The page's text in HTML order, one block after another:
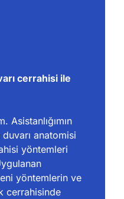
cerrahisi ile
Asistanlığımın
duvarı anatomisi
yöntemleri
yöntemlerin ve
cerrahisinde